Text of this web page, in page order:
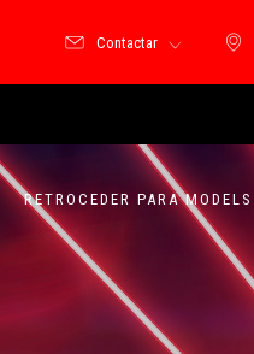
Contactar
RETROCEDER PARA MODELS